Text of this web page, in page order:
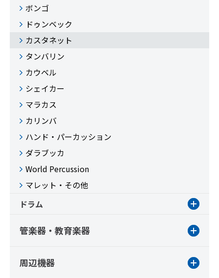
ボンゴ
ドゥンベック
カスタネット
タンバリン
カウベル
シェイカー
マラカス
カリンバ
ハンド・パーカッション
ダラブッカ
World Percussion
マレット・その他
ドラム
管楽器・教育楽器
周辺機器